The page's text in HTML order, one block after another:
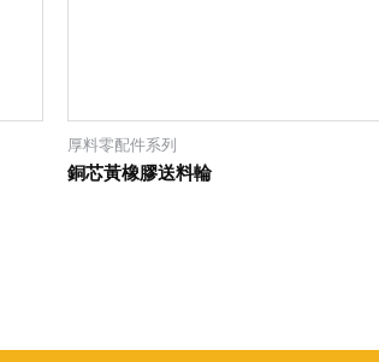
厚料零配件系列
銅芯黃橡膠送料輪